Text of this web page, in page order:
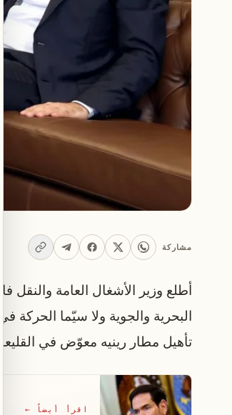
مشاركة
أطلع وزير الأشغال العامة
البحرية والجوية ولا سيّما الحركة
تأهيل مطار رينيه معوّض في
اقرأ أيضاً ←